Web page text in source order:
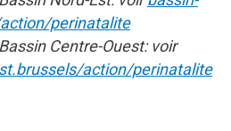
perinatalite
Centre-Ouest: voir
action/perinatalite